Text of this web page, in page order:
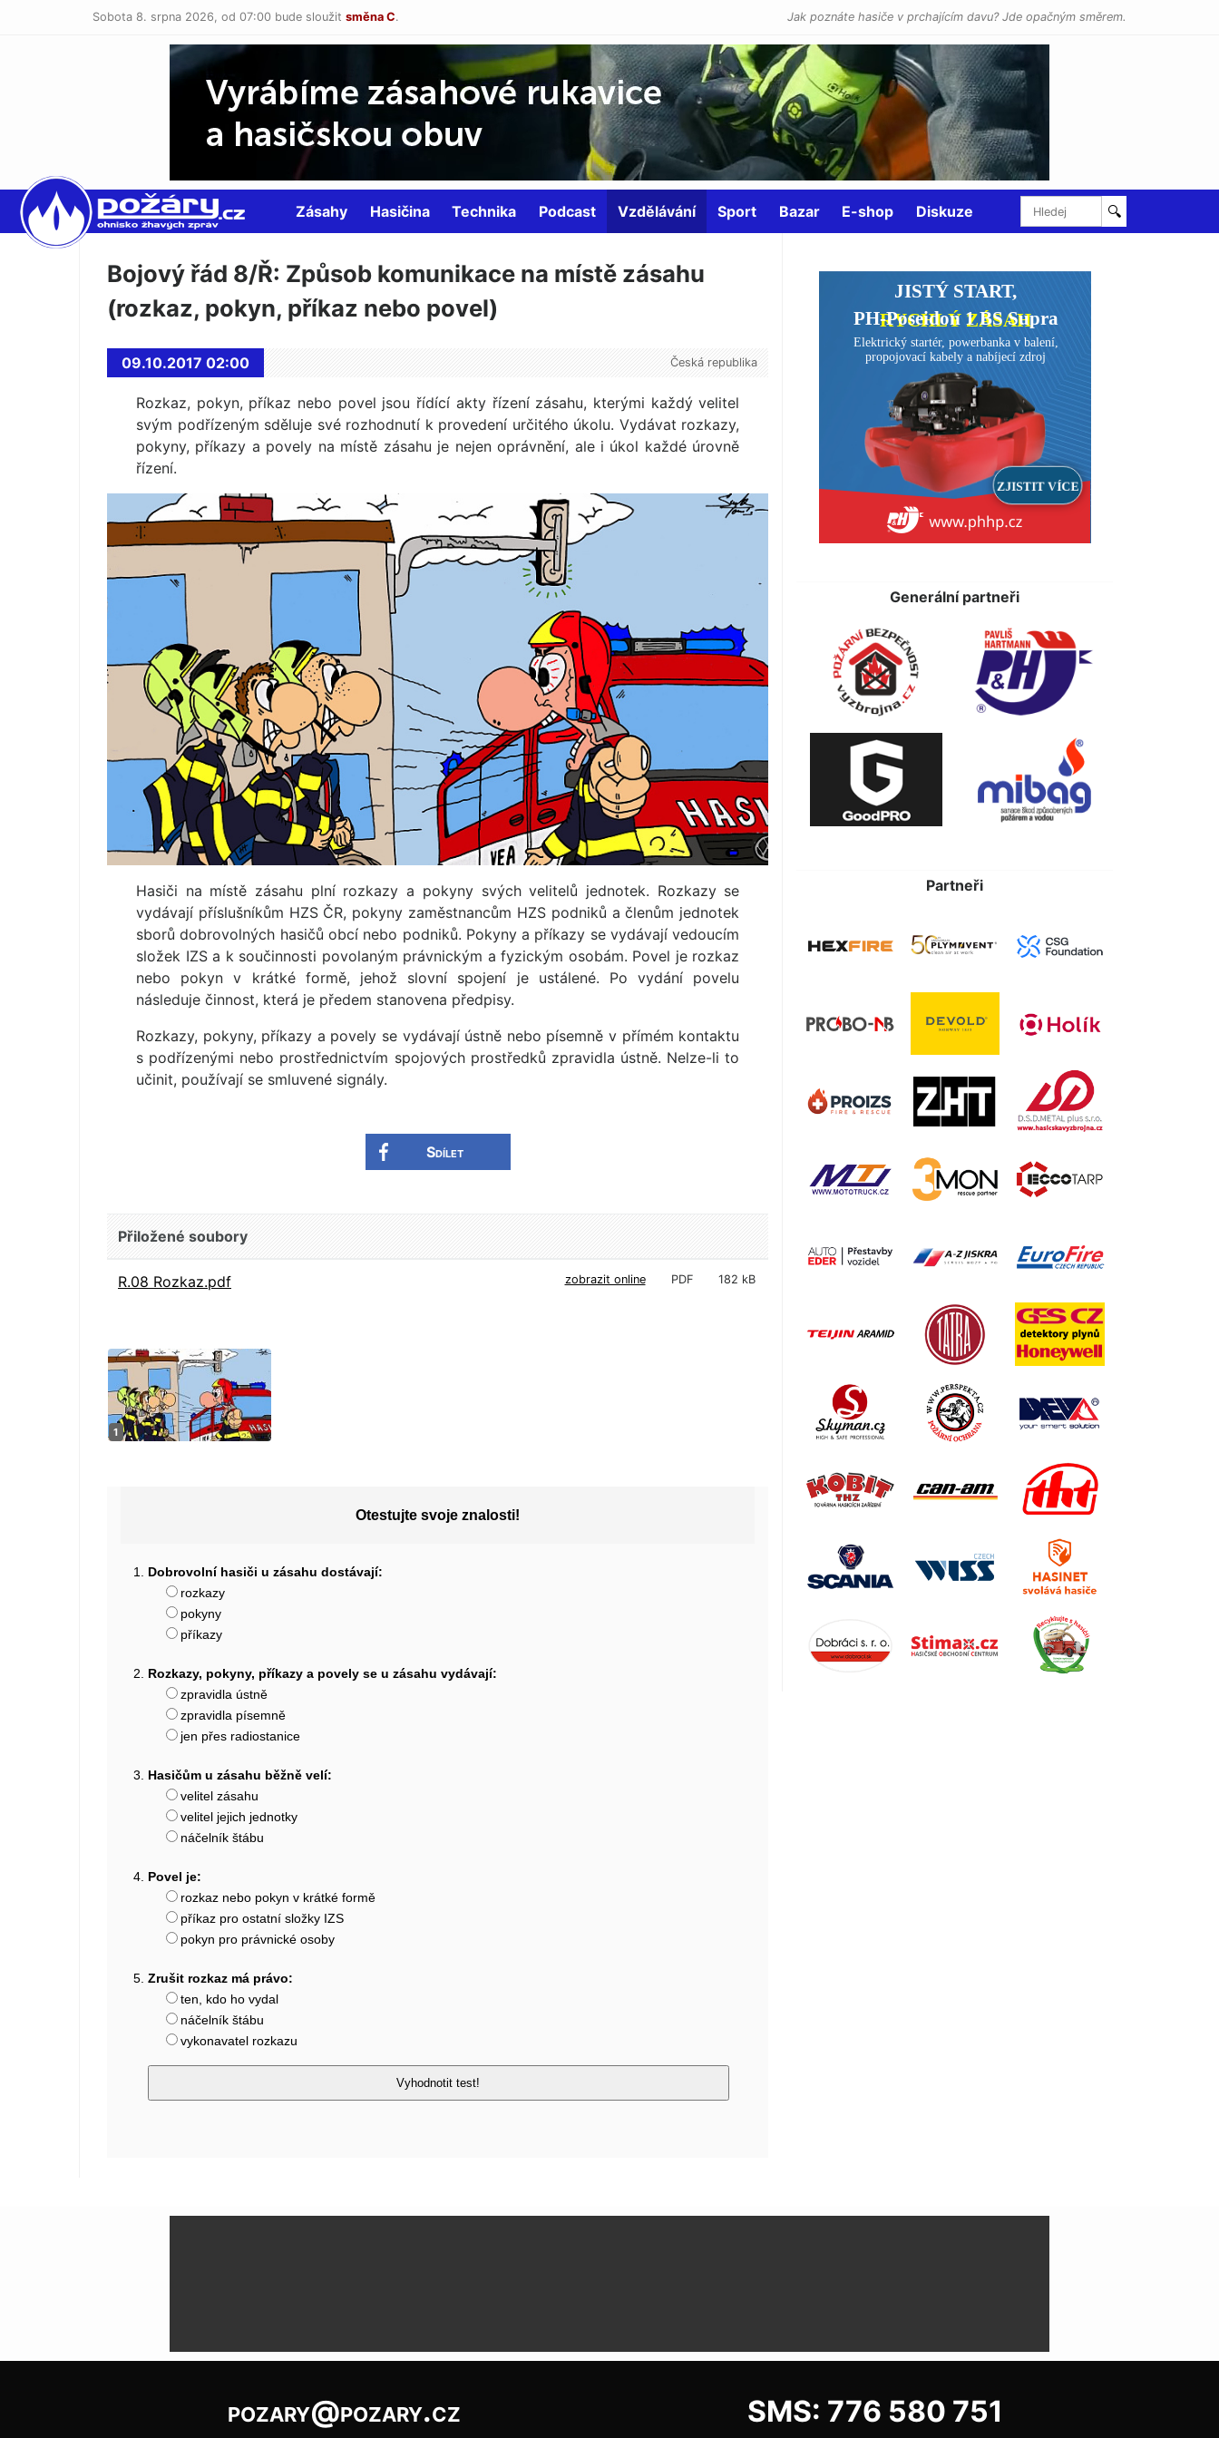
Sobota 8. srpna 2026, od 07:00 bude sloužit směna C. Jak poznáte hasiče v prchajícím davu? Jde opačným směrem.
POŽÁRY.cz Zásahy Hasičina Technika Podcast Vzdělávání Sport Bazar E-shop Diskuze 🔍
Bojový řád 8/Ř: Způsob komunikace na místě zásahu
(rozkaz, pokyn, příkaz nebo povel)
09.10.2017 02:00 Česká republika
Rozkaz, pokyn, příkaz nebo povel jsou řídící akty řízení zásahu, kterými každý velitel
svým podřízeným sděluje své rozhodnutí k provedení určitého úkolu. Vydávat rozkazy,
pokyny, příkazy a povely na místě zásahu je nejen oprávnění, ale i úkol každé úrovně
řízení.
Hasiči na místě zásahu plní rozkazy a pokyny svých velitelů jednotek. Rozkazy se
vydávají příslušníkům HZS ČR, pokyny zaměstnancům HZS podniků a členům jednotek
sborů dobrovolných hasičů obcí nebo podniků. Pokyny a příkazy se vydávají vedoucím
složek IZS a k součinnosti povolaným právnickým a fyzickým osobám. Povel je rozkaz
nebo pokyn v krátké formě, jehož slovní spojení je ustálené. Po vydání povelu
následuje činnost, která je předem stanovena předpisy.
Rozkazy, pokyny, příkazy a povely se vydávají ústně nebo písemně v přímém kontaktu
s podřízenými nebo prostřednictvím spojových prostředků zpravidla ústně. Nelze-li to
učinit, používají se smluvené signály.
Sdílet
Přiložené soubory
R.08 Rozkaz.pdf zobrazit online PDF 182 kB
Generální partneři
Partneři
pozary@pozary.cz SMS: 776 580 751